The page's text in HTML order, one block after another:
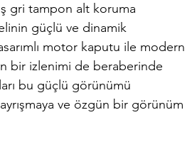
gri tampon alt koruma
güçlü ve dinamik
motor kaputu ile modern
bir izlenimi de beraberinde
bu güçlü görünümü
ve özgün bir görünüm